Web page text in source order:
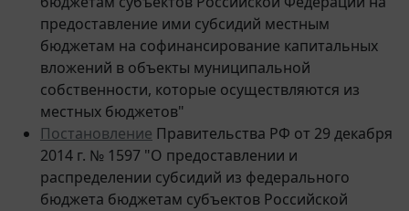
предоставление ими субсидий местным
бюджетам на софинансирование капитальных
вложений в объекты муниципальной
собственности, которые осуществляются из
местных бюджетов"
ПостановлениеПравительства РФ от 29 декабря
2014 г. № 1597 "О предоставлении и
распределении субсидий из федерального
бюджета бюджетам субъектов Российской
Федерации на создание в общеобразовательных